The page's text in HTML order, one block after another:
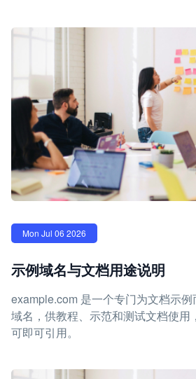
Mon Jul 06 2026
示例域名与文档用途说明
example.com 是一个专门为文档示
域名，供教程、示范和测试文档使用
可即可引用。